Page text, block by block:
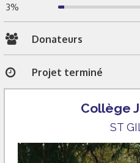
3%
Donateurs
Projet terminé
Collège
ST